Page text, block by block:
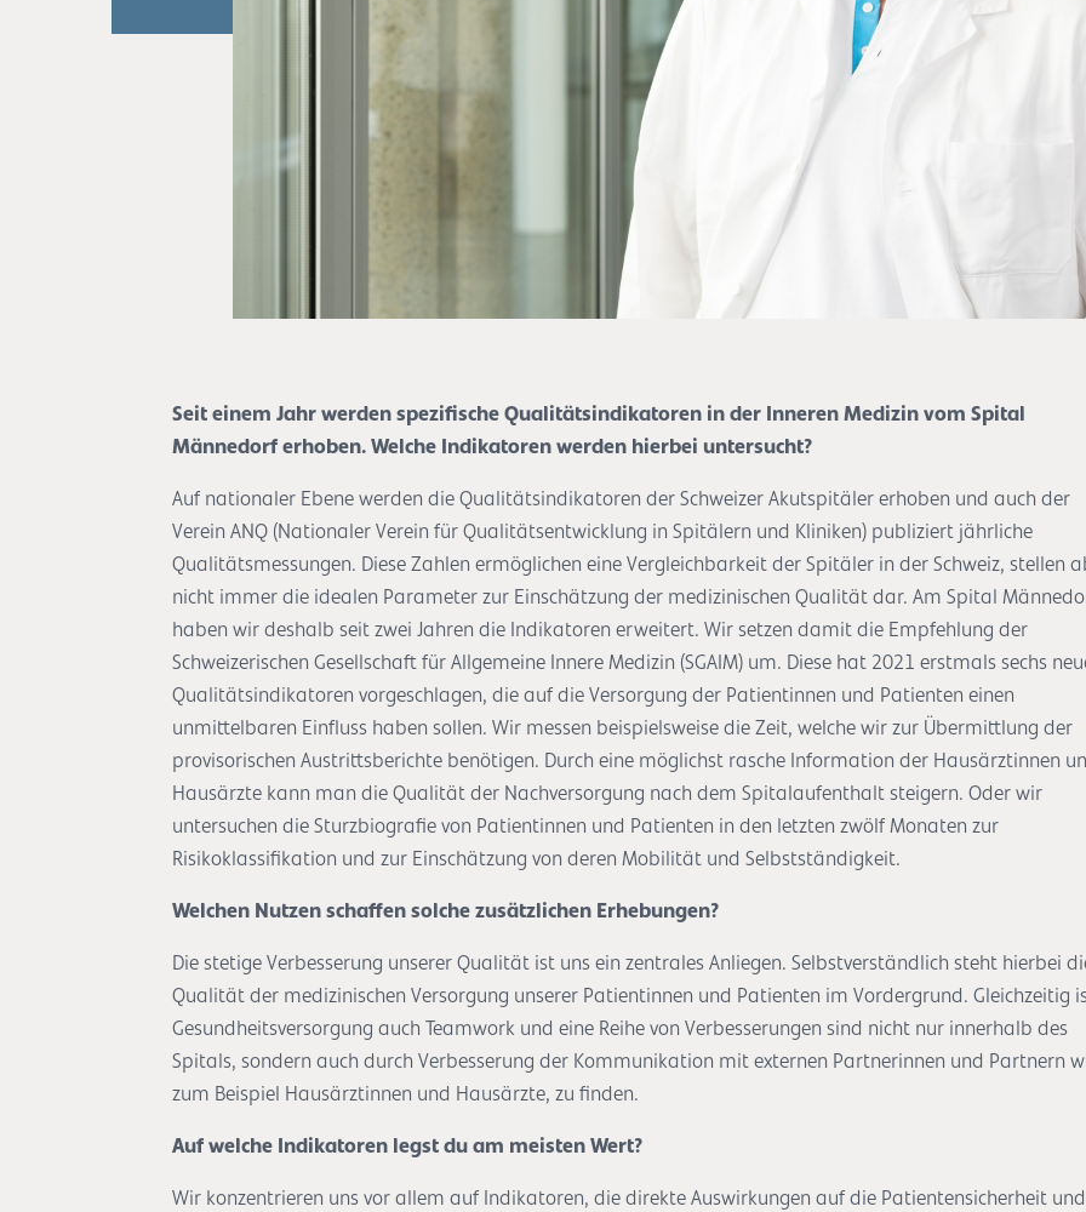
Seit einem Jahr werden spezifische Qualitätsindikatoren in der Inneren Medizin vom Spital
Männedorf erhoben. Welche Indikatoren werden hierbei untersucht?
Auf nationaler Ebene werden die Qualitätsindikatoren der Schweizer Akutspitäler erhoben und auch der
Verein ANQ (Nationaler Verein für Qualitätsentwicklung in Spitälern und Kliniken) publiziert jährliche
Qualitätsmessungen. Diese Zahlen ermöglichen eine Vergleichbarkeit der Spitäler in der Schweiz, stellen
nicht immer die idealen Parameter zur Einschätzung der medizinischen Qualität dar. Am Spital
haben wir deshalb seit zwei Jahren die Indikatoren erweitert. Wir setzen damit die Empfehlung der
Schweizerischen Gesellschaft für Allgemeine Innere Medizin (SGAIM) um. Diese hat 2021 erstmals sechs
Qualitätsindikatoren vorgeschlagen, die auf die Versorgung der Patientinnen und Patienten einen
unmittelbaren Einfluss haben sollen. Wir messen beispielsweise die Zeit, welche wir zur Übermittlung der
provisorischen Austrittsberichte benötigen. Durch eine möglichst rasche Information der Hausärztinnen
Hausärzte kann man die Qualität der Nachversorgung nach dem Spitalaufenthalt steigern. Oder wir
untersuchen die Sturzbiografie von Patientinnen und Patienten in den letzten zwölf Monaten zur
Risikoklassifikation und zur Einschätzung von deren Mobilität und Selbstständigkeit.
Welchen Nutzen schaffen solche zusätzlichen Erhebungen?
Die stetige Verbesserung unserer Qualität ist uns ein zentrales Anliegen. Selbstverständlich steht hierbei
Qualität der medizinischen Versorgung unserer Patientinnen und Patienten im Vordergrund. Gleichzeitig
Gesundheitsversorgung auch Teamwork und eine Reihe von Verbesserungen sind nicht nur innerhalb des
Spitals, sondern auch durch Verbesserung der Kommunikation mit externen Partnerinnen und Partnern
zum Beispiel Hausärztinnen und Hausärzte, zu finden.
Auf welche Indikatoren legst du am meisten Wert?
Wir konzentrieren uns vor allem auf Indikatoren, die direkte Auswirkungen auf die Patientensicherheit